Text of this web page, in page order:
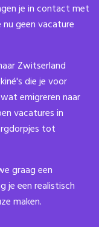
je in contact met
nu geen vacature
Zwitserland
die je voor
emigreren naar
vacatures in
tot
graag een
je een realistisch
maken.